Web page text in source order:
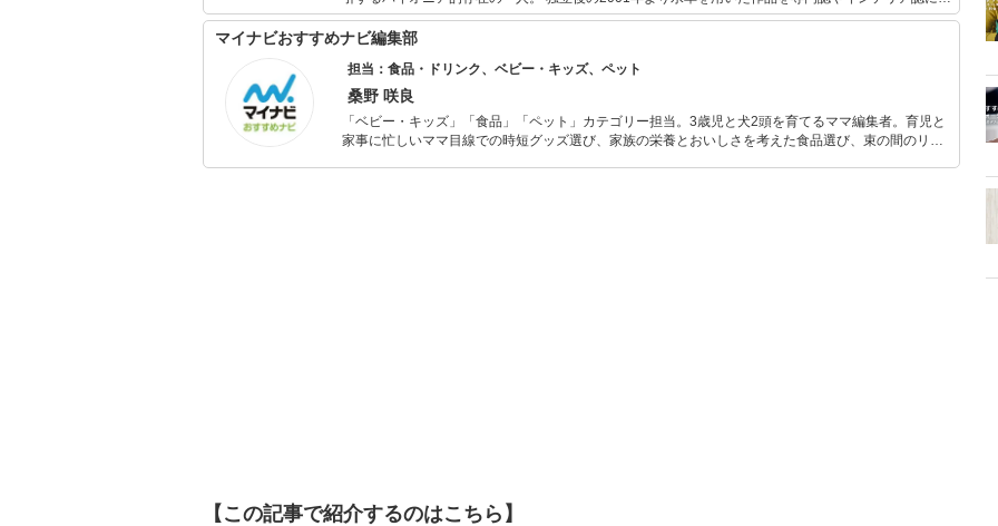
多く発表しており、朝の連続テレビ小説「あまちゃん」に登場した海女カフェ水槽を始め多くのテレ
ビ番組セットや企画展、各イベントなどでアクアリウム作品を手掛けている。 2016年6~7月にはEテ
ンアクアリウム展」でのディレクションを担当する。 都内専門学校（アクアリスト専攻）講師。観賞
魚飼育管理士アドバンス・愛玩動物飼養管理士2級・ビオトープ計画管理士2級・ビオトープ施工管理
士2級。著書「水草水槽のススメ」
マイナビおすすめナビ編集部
担当：食品・ドリンク、ベビー・キッズ、ペット
桑野 咲良
「ベビー・キッズ」「食品」「ペット」カテゴリー担当。3歳児と犬2頭を育てるママ編集者。育児と
家事に忙しいママ目線での時短グッズ選び、家族の栄養とおいしさを考えた食品選び、束の間のリラ
【この記事で紹介するのはこちら】